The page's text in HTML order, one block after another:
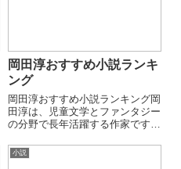
岡田淳おすすめ小説ランキ
ング
岡田淳おすすめ小説ランキング岡
田淳は、児童文学とファンタジー
の分野で長年活躍する作家です。
来事を温かな筆致で描く作品が多
く、小学生から大人まで幅広い世
小説